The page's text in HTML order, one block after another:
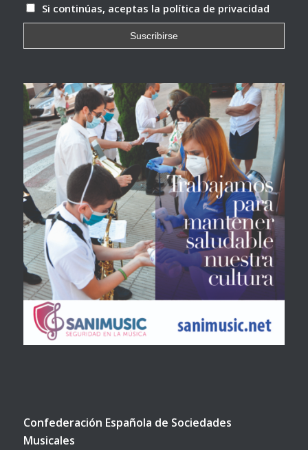
Si continúas, aceptas la política de privacidad
Confederación Española de Sociedades
Musicales